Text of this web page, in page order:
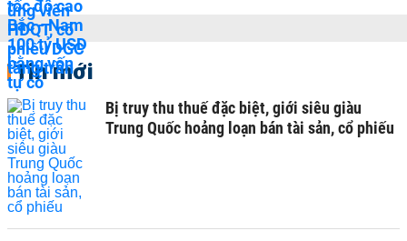
Tin mới
Bị truy thu thuế đặc biệt, giới siêu giàu
Trung Quốc hoảng loạn bán tài sản, cổ phiếu